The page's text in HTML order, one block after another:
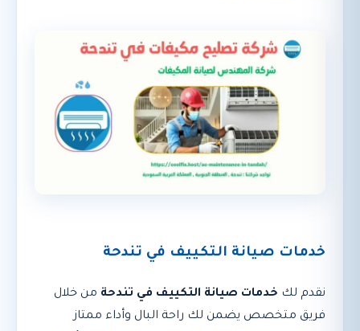
خدمات صيانة التكييف في تندحة
نقدم لك خدمات صيانة التكييف في تندحة من خلال
فريق متخصص يضمن لك راحة البال وأداء ممتاز